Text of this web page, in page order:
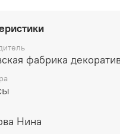
фабрика
Нина